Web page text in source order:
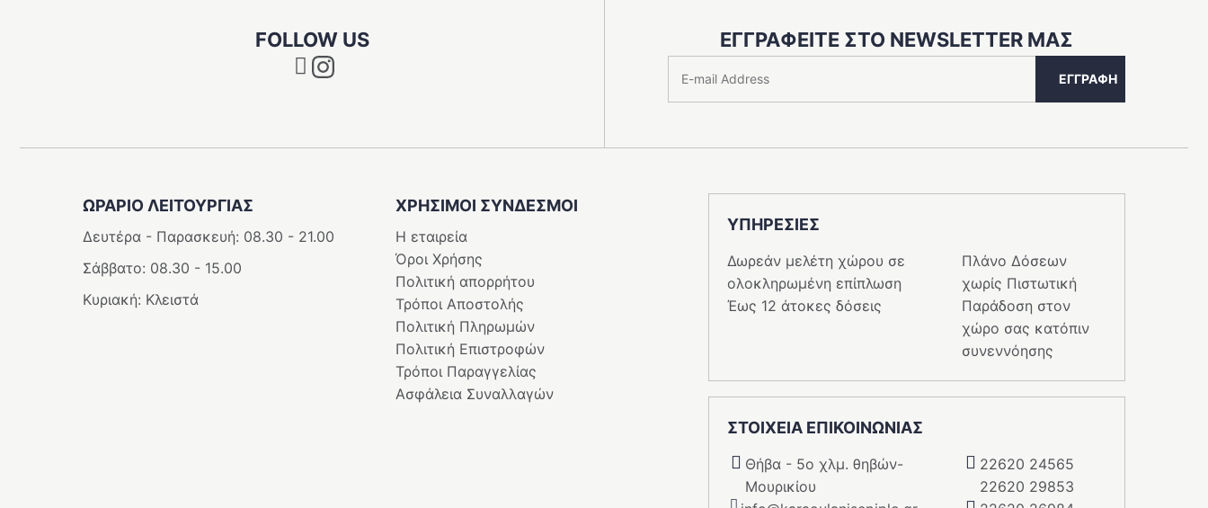
FOLLOW US
Instagram
ΕΓΓΡΑΦΕΊΤΕ ΣΤΟ NEWSLETTER ΜΑΣ
ΕΓΓΡΑΦΉ
ΩΡΑΡΙΟ ΛΕΙΤΟΥΡΓΊΑΣ
Δευτέρα - Παρασκευή: 08.30 - 21.00
Σάββατο: 08.30 - 15.00
Κυριακή: Κλειστά
ΧΡΗΣΙΜΟΙ ΣΥΝΔΕΣΜΟΙ
Η εταιρεία
Όροι Χρήσης
Πολιτική απορρήτου
Τρόποι Αποστολής
Πολιτική Πληρωμών
Πολιτική Επιστροφών
Τρόποι Παραγγελίας
Ασφάλεια Συναλλαγών
ΥΠΗΡΕΣIΕΣ
Δωρεάν μελέτη χώρου σε
ολοκληρωμένη επίπλωση
Πλάνο Δόσεων
χωρίς Πιστωτική
Έως 12 άτοκες δόσεις
Παράδοση στον
χώρο σας κατόπιν
συνεννόησης
ΣΤΟΙΧΕΙΑ ΕΠΙΚΟΙΝΩΝΙΑΣ
Θήβα - 5o χλμ. θηβών-
Μουρικίου
22620 24565
22620 29853